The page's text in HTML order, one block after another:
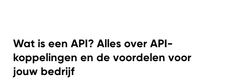
Wat is een API? Alles over API-
koppelingen en de voordelen voor
jouw bedrijf